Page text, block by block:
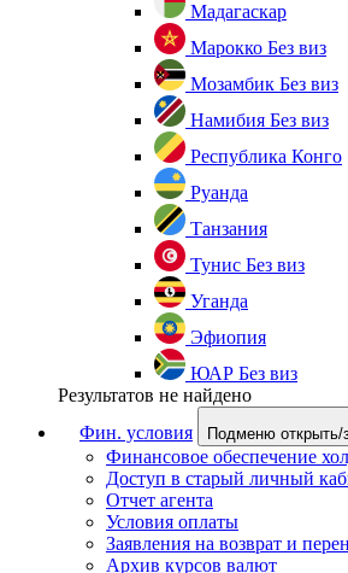
Мадагаскар
Марокко Без виз
Мозамбик Без виз
Намибия Без виз
Республика Конго
Руанда
Танзания
Тунис Без виз
Уганда
Эфиопия
ЮАР Без виз
Результатов не найдено
Фин. условия
Подменю открыть/
Финансовое обеспечение
Доступ в старый личный
Отчет агента
Условия оплаты
Заявления на возврат и
Архив курсов валют